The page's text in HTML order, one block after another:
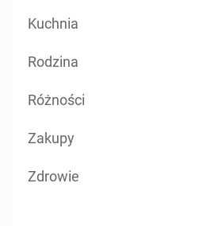
Kuchnia
Rodzina
Różności
Zakupy
Zdrowie